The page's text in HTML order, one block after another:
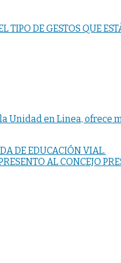
TIPO DE GESTOS QUE
Unidad en Linea, ofrece
DE EDUCACIÓN VIAL.
AL CONCEJO